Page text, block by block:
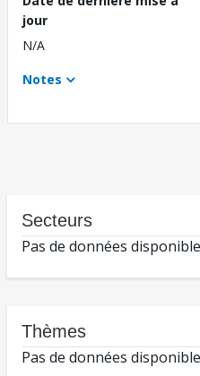
jour
N/A
Notes
Secteurs
Pas de données
Thèmes
Pas de données